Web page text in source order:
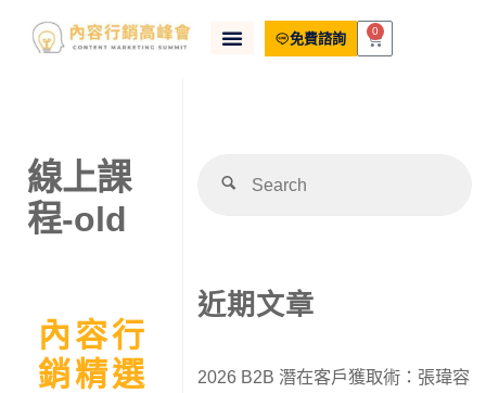
免費諮詢 0
線上課
程-old
內容行
銷精選
近期文章
2026 B2B 潛在客戶獲取術：張瑋容